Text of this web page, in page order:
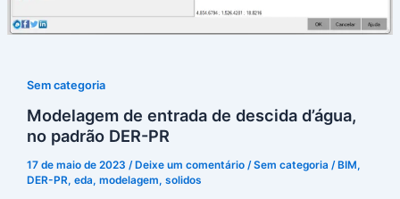
Sem categoria
Modelagem de entrada de descida d’água,
no padrão DER-PR
17 de maio de 2023 / Deixe um comentário /Sem categoria / BIM,
DER-PR, eda, modelagem, solidos